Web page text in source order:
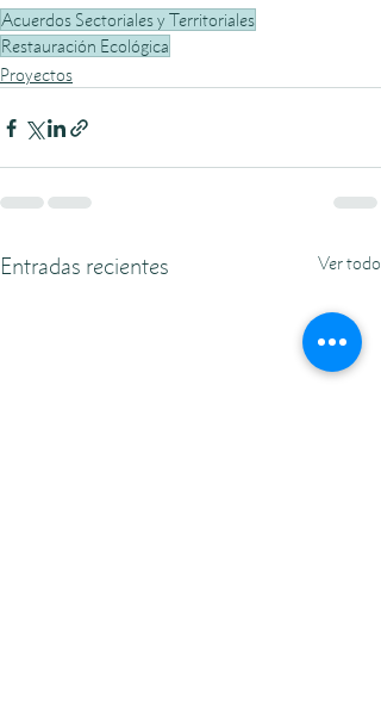
Acuerdos Sectoriales y Territoriales
Restauración Ecológica
Proyectos
Entradas recientes Ver todo